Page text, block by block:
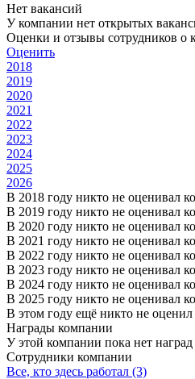
Нет вакансий
У компании нет открытых
Оценки и отзывы сотрудников о
Оценить
2018
2019
2020
2021
2022
2023
2024
2025
2026
В 2018 году никто не оценивал
В 2019 году никто не оценивал
В 2020 году никто не оценивал
В 2021 году никто не оценивал
В 2022 году никто не оценивал
В 2023 году никто не оценивал
В 2024 году никто не оценивал
В 2025 году никто не оценивал
В этом году ещё никто не
Награды компании
У этой компании пока нет наград
Сотрудники компании
Все, кто здесь работал (3)